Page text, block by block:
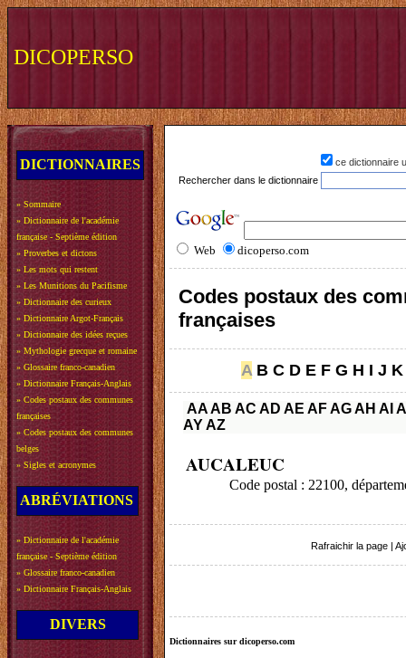
DICOPERSO
DICTIONNAIRES
» Sommaire
» Dictionnaire de l'académie
française - Septième édition
» Proverbes et dictons
» Les mots qui restent
» Les Munitions du Pacifisme
» Dictionnaire des curieux
» Dictionnaire Argot-Français
» Dictionnaire des idées reçues
» Mythologie grecque et romaine
» Glossaire franco-canadien
» Dictionnaire Français-Anglais
» Codes postaux des communes
françaises
» Codes postaux des communes
belges
» Sigles et acronymes
ABRÉVIATIONS
» Dictionnaire de l'académie
française - Septième édition
» Glossaire franco-canadien
» Dictionnaire Français-Anglais
DIVERS
ce dictionnaire
Rechercher dans le dictionnaire
Web dicoperso.com
Codes postaux des
françaises
A B C D E F G H I J K
AAAB AC AD AE AFAGAH AI
AYAZ
AUCALEUC
Code postal : 22100,
Rafraichir la page
Dictionnaires sur dicoperso.com